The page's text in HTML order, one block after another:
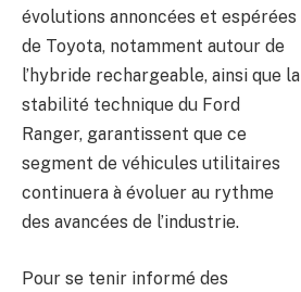
évolutions annoncées et espérées
de Toyota, notamment autour de
l’hybride rechargeable, ainsi que la
stabilité technique du Ford
Ranger, garantissent que ce
segment de véhicules utilitaires
continuera à évoluer au rythme
des avancées de l’industrie.
Pour se tenir informé des